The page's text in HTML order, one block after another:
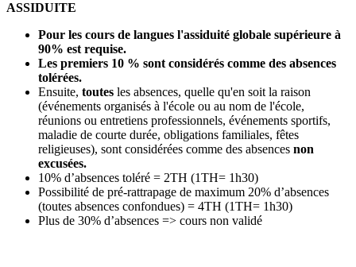
ASSIDUITE
Pour les cours de langues l'assiduité globale supérieure à
90% est requise.
Les premiers 10 % sont considérés comme des absences
tolérées.
Ensuite, toutes les absences, quelle qu'en soit la raison
(événements organisés à l'école ou au nom de l'école,
réunions ou entretiens professionnels, événements sportifs,
maladie de courte durée, obligations familiales, fêtes
religieuses), sont considérées comme des absences non
excusées.
10% d’absences toléré = 2TH (1TH= 1h30)
Possibilité de pré-rattrapage de maximum 20% d’absences
(toutes absences confondues) = 4TH (1TH= 1h30)
Plus de 30% d’absences => cours non validé